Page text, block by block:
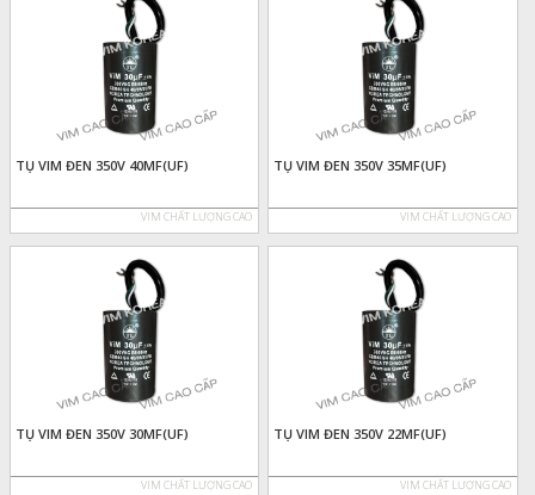
TỤ VIM ĐEN 350V 40MF(UF)
VIM CHẤT LƯỢNG CAO
TỤ VIM ĐEN 350V 35MF(UF)
VIM CHẤT LƯỢNG CAO
TỤ VIM ĐEN 350V 30MF(UF)
VIM CHẤT LƯỢNG CAO
TỤ VIM ĐEN 350V 22MF(UF)
VIM CHẤT LƯỢNG CAO